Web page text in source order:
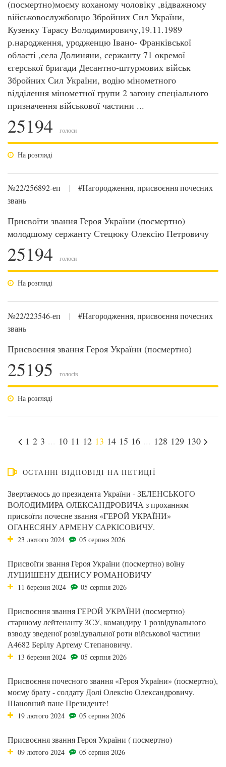
(посмертно)моєму коханому чоловіку ,відважному
військовослужбовцю Збройних Сил України,
Кузенку Тарасу Володимировичу,19.11.1989
р.народження, уродженцю Івано- Франківської
області ,села Долиняни, сержанту 71 окремої
єгерської бригади Десантно-штурмових військ
Збройних Сил України, водію мінометного
відділення мінометної групи 2 загону спеціального
призначення військової частини ...
25194 голоси
На розгляді
№22/256892-еп |
#Нагородження, присвоєння почесних
звань
Присвоїти звання Героя України (посмертно)
молодшому сержанту Стецюку Олексію Петровичу
25194 голоси
На розгляді
№22/223546-еп |
#Нагородження, присвоєння почесних
звань
Присвоєння звання Героя України (посмертно)
25195 голосів
На розгляді
1 2 3 10 11 12 13 14 15 16 128 129 130
ОСТАННІ ВІДПОВІДІ НА ПЕТИЦІЇ
Звертаємось до президента України - ЗЕЛЕНСЬКОГО
ВОЛОДИМИРА ОЛЕКСАНДРОВИЧА з проханням
присвоїти почесне звання «ГЕРОЙ УКРАЇНИ»
ОГАНЕСЯНУ АРМЕНУ САРКІСОВИЧУ.
23 лютого 2024 05 серпня 2026
Присвоїти звання Героя України (посмертно) воїну
ЛУЦИШЕНУ ДЕНИСУ РОМАНОВИЧУ
11 березня 2024 05 серпня 2026
Присвоєння звання ГЕРОЙ УКРАЇНИ (посмертно)
старшому лейтенанту ЗСУ, командиру 1 розвідувального
взводу зведеної розвідувальної роти військової частини
А4682 Берілу Артему Степановичу.
13 березня 2024 05 серпня 2026
Присвоєння почесного звання «Героя України» (посмертно),
моєму брату - солдату Долі Олексію Олександровичу.
Шановний пане Президенте!
19 лютого 2024 05 серпня 2026
Присвоєння звання Героя України ( посмертно)
09 лютого 2024 05 серпня 2026